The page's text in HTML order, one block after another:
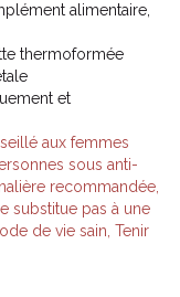
canneberge et de 4
Romarin,
de la bruyère et 4
qui sont
(dites HEBBD) :
alimentaire,
thermoformée
et
aux femmes
sous anti-
recommandée,
substitue pas à une
de vie sain, Tenir